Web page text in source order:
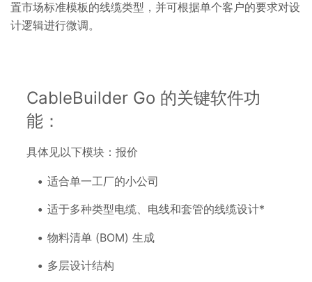
置市场标准模板的线缆类型，并可根据单个客户的要求对设
计逻辑进行微调。
CableBuilder Go 的关键软件功
能：
具体见以下模块：报价
适合单一工厂的小公司
适于多种类型电缆、电线和套管的线缆设计*
物料清单 (BOM) 生成
多层设计结构